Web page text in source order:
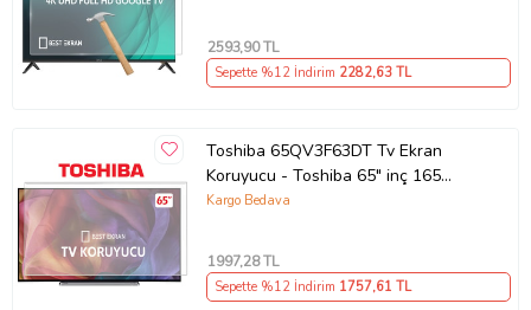
2593,90 TL
Sepette %12 İndirim 2282,63 TL
Toshiba 65QV3F63DT Tv Ekran
Koruyucu - Toshiba 65" inç 165
ekran vidaa led ekran Koruyucu
Kargo Bedava
1997,28 TL
Sepette %12 İndirim 1757,61 TL